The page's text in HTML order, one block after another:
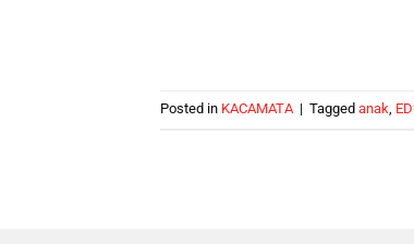
Posted in KACAMATA | Tagged anak,